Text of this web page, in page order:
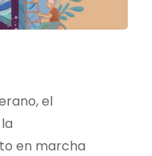
el
en marcha